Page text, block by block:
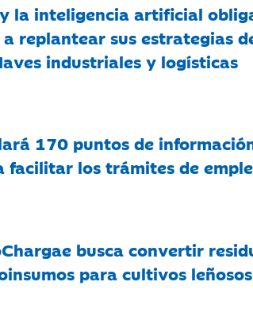
la inteligencia artificial
a replantear sus estrategias
industriales y logísticas
170 puntos de
facilitar los trámites de
busca convertir
para cultivos leñosos